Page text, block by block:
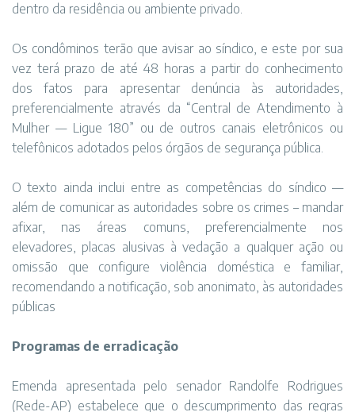
dentro da residência ou ambiente privado.
Os condôminos terão que avisar ao síndico, e este por sua
vez terá prazo de até 48 horas a partir do conhecimento
dos fatos para apresentar denúncia às autoridades,
preferencialmente através da “Central de Atendimento à
Mulher — Ligue 180” ou de outros canais eletrônicos ou
telefônicos adotados pelos órgãos de segurança pública.
O texto ainda inclui entre as competências do síndico —
além de comunicar as autoridades sobre os crimes – mandar
afixar, nas áreas comuns, preferencialmente nos
elevadores, placas alusivas à vedação a qualquer ação ou
omissão que configure violência doméstica e familiar,
recomendando a notificação, sob anonimato, às autoridades
públicas
Programas de erradicação
Emenda apresentada pelo senador Randolfe Rodrigues
(Rede-AP) estabelece que o descumprimento das regras